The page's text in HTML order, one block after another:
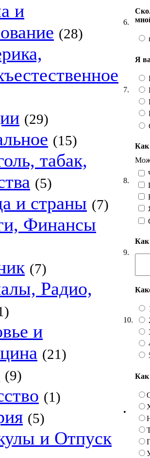
и
(28)
(29)
(15)
табак,
(5)
и страны (7)
Финансы
(7)
Радио,
и
(21)
(9)
(1)
(5)
и Отпуск
6.
7.
Я
8.
Как
9.
Как
10.
•
Как